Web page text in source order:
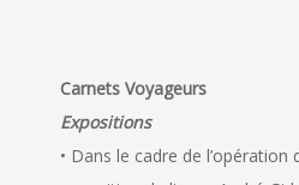
Carnets Voyageurs
Expositions
• Dans le cadre de